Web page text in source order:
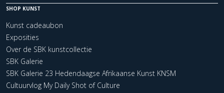
SHOP KUNST
Kunst cadeaubon
Exposities
Over de SBK kunstcollectie
SBK Galerie
SBK Galerie 23 Hedendaagse Afrikaanse Kunst KNSM
Cultuurvlog My Daily Shot of Culture